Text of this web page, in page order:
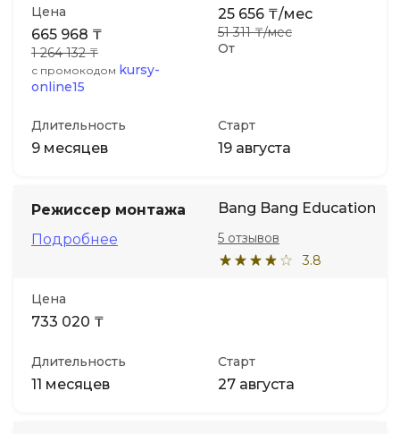
Цена
665 968 ₸
1 264 132 ₸
с промокодом kursy-
online15
От
25 656 ₸/мес
51 311 ₸/мес
Длительность
9 месяцев
Старт
19 августа
Режиссер монтажа
Подробнее
Bang Bang Education
3.8
5 отзывов
Цена
733 020 ₸
Длительность
11 месяцев
Старт
27 августа